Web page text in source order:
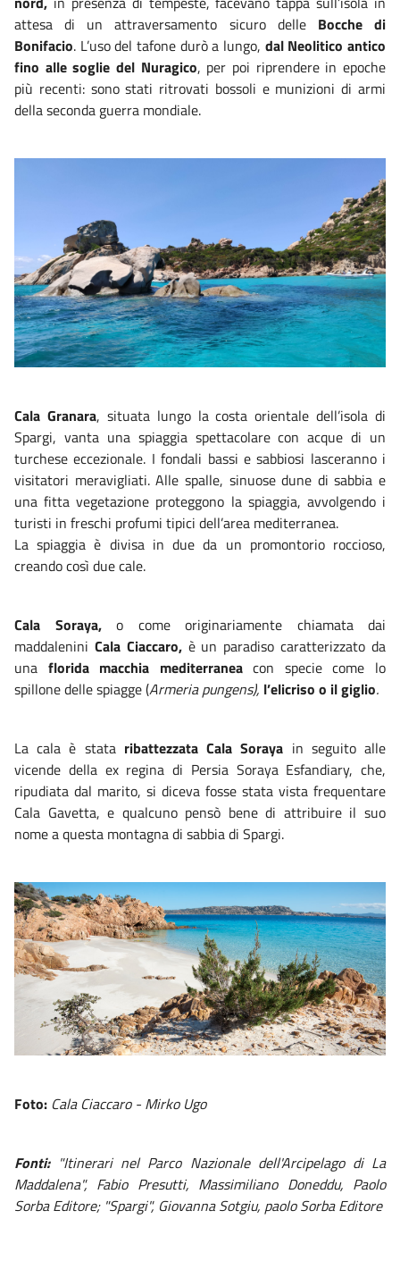
attesa di un attraversamento sicuro delle Bocche di
Bonifacio. L’uso del tafone durò a lungo, dal Neolitico antico
fino alle soglie del Nuragico, per poi riprendere in epoche
più recenti: sono stati ritrovati bossoli e munizioni di armi
della seconda guerra mondiale.
Cala Granara, situata lungo la costa orientale dell’isola di
Spargi, vanta una spiaggia spettacolare con acque di un
turchese eccezionale. I fondali bassi e sabbiosi lasceranno i
visitatori meravigliati. Alle spalle, sinuose dune di sabbia e
una fitta vegetazione proteggono la spiaggia, avvolgendo i
turisti in freschi profumi tipici dell’area mediterranea.
La spiaggia è divisa in due da un promontorio roccioso,
creando così due cale.
Cala Soraya,o come originariamente chiamata dai
maddalenini Cala Ciaccaro,è un paradiso caratterizzato da
una florida macchia mediterraneacon specie come lo
spillone delle spiagge (Armeria pungens), l’elicriso o il giglio.
La cala è stata ribattezzata Cala Soraya in seguito alle
vicende della ex regina di Persia Soraya Esfandiary, che,
ripudiata dal marito, si diceva fosse stata vista frequentare
Cala Gavetta, e qualcuno pensò bene di attribuire il suo
nome a questa montagna di sabbia di Spargi.
Foto: Cala Ciaccaro - Mirko Ugo
Fonti: "Itinerari nel Parco Nazionale dell'Arcipelago di La
Maddalena", Fabio Presutti, Massimiliano Doneddu, Paolo
Sorba Editore; "Spargi", Giovanna Sotgiu, paolo Sorba Editore